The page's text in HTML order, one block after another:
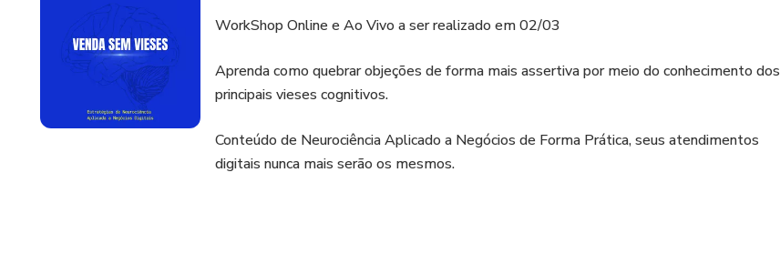
WorkShop Online e Ao Vivo a ser realizado em 02/03
Aprenda como quebrar objeções de forma mais assertiva por meio do conhecimento dos
principais vieses cognitivos.
Conteúdo de Neurociência Aplicado a Negócios de Forma Prática, seus atendimentos
digitais nunca mais serão os mesmos.